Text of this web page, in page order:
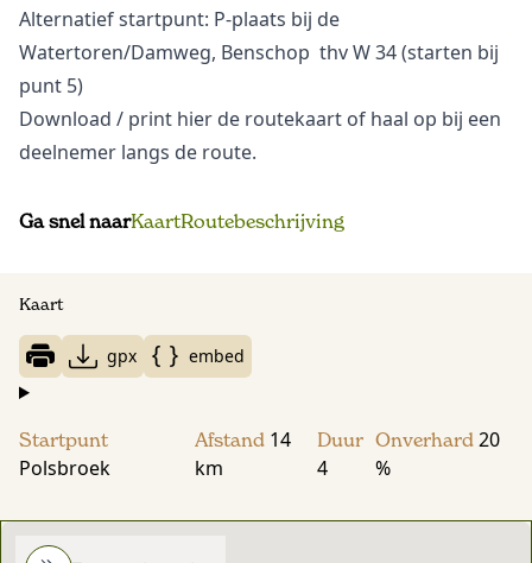
Alternatief startpunt: P-plaats bij de
Watertoren/Damweg, Benschop thv W 34 (starten bij
punt 5)
Download / print hier de routekaart of haal op bij een
deelnemer langs de route.
Ga snel naarKaartRoutebeschrijving
Kaart
gpx embed
Startpunt
Polsbroek
Afstand14
km
Duur
4
Onverhard 20
%